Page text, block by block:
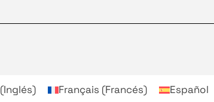
(Inglés) Français (Francés) Español